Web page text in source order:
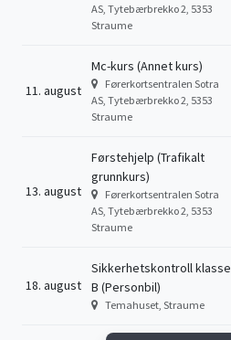
AS, Tytebærbrekko 2, 5353
Straume
11. august
Mc-kurs (Annet kurs)
Førerkortsentralen Sotra
AS, Tytebærbrekko 2, 5353
Straume
13. august
Førstehjelp (Trafikalt
grunnkurs)
Førerkortsentralen Sotra
AS, Tytebærbrekko 2, 5353
Straume
18. august
Sikkerhetskontroll klasse
B (Personbil)
Temahuset, Straume